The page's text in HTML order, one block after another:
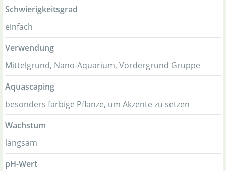
Schwierigkeitsgrad
einfach
Verwendung
Mittelgrund, Nano-Aquarium, Vordergrund Gruppe
Aquascaping
besonders farbige Pflanze, um Akzente zu setzen
Wachstum
langsam
pH-Wert